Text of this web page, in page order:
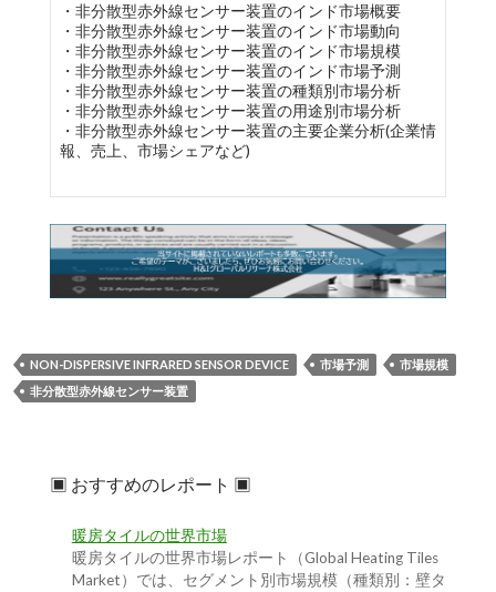
・非分散型赤外線センサー装置のインド市場概要
・非分散型赤外線センサー装置のインド市場動向
・非分散型赤外線センサー装置のインド市場規模
・非分散型赤外線センサー装置のインド市場予測
・非分散型赤外線センサー装置の種類別市場分析
・非分散型赤外線センサー装置の用途別市場分析
・非分散型赤外線センサー装置の主要企業分析(企業情
報、売上、市場シェアなど)
NON-DISPERSIVE INFRARED SENSOR DEVICE 市場予測
市場規模
非分散型赤外線センサー装置
▣ おすすめのレポート ▣
暖房タイルの世界市場
暖房タイルの世界市場レポート（Global Heating Tiles
Market）では、セグメント別市場規模（種類別：壁タ